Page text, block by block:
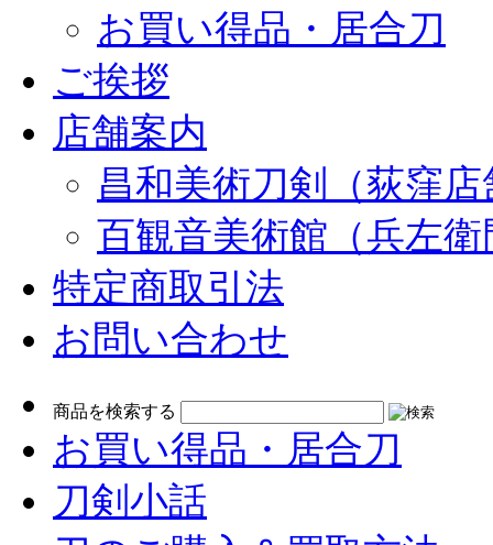
お買い得品・居合刀
ご挨拶
店舗案内
昌和美術刀剣（荻窪店
百観音美術館（兵左
特定商取引法
お問い合わせ
商品を検索する
索:
お買い得品・居合刀
刀剣小話